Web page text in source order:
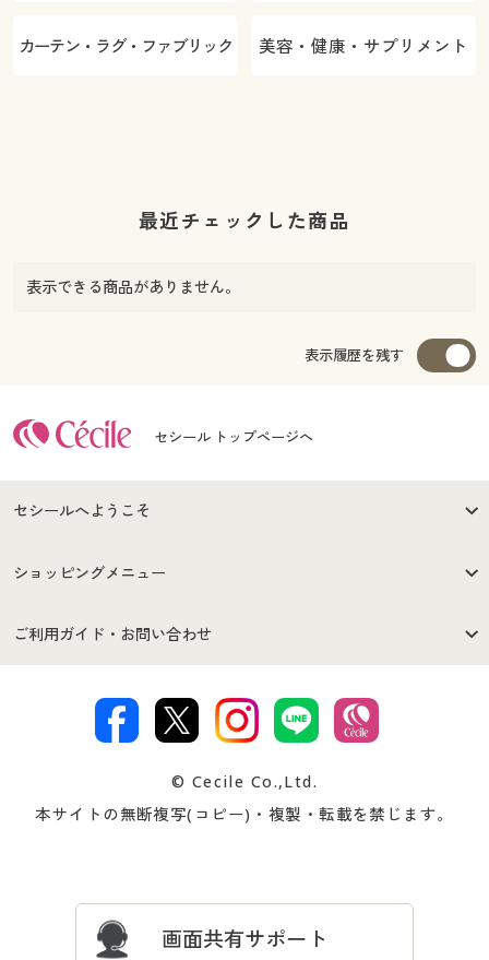
カーテン・ラグ・ファブリック 美容・健康・サプリメント
最近チェックした商品
表示できる商品がありません。
表示履歴を残す
セシール トップページへ
セシールへようこそ
はじめての方へ
セシールご利用規約
著作権・商標について 会社案内
ショッピングメニュー
商品カテゴリ
プレゼント＆キャンペーン サイトマップ
ご利用ガイド・お問い合わせ
交換・返品は お支払は
ついて
忘れの場合
© Cecile Co.,Ltd.
本サイトの無断複写(コピー)・複製・転載を禁じます。
画面共有サポート